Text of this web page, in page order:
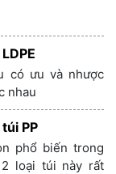
có ưu và nhược
nhau
PP
phổ biến trong
loại túi này rất